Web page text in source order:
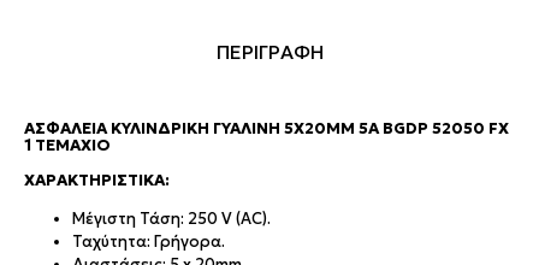
ΠΕΡΙΓΡΑΦΗ
ΑΣΦΆΛΕΙΑ ΚΥΛΙΝΔΡΙΚΉ ΓΥΆΛΙΝΗ 5X20MM 5A BGDP 52050 FX
1 ΤΕΜΆΧΙΟ
ΧΑΡΑΚΤΗΡΙΣΤΙΚΆ:
Μέγιστη Τάση: 250 V (AC).
Ταχύτητα: Γρήγορα.